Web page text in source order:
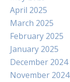
April 2025
March 2025
February 2025
January 2025
December 2024
November 2024